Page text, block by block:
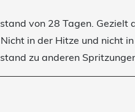
von 28 Tagen. Gezielt
in der Hitze und nicht
zu anderen